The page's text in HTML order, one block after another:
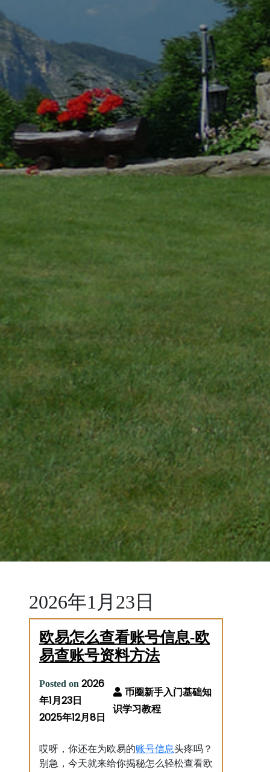
2026年1月23日
欧易怎么查看账号信息-欧
易查账号资料方法
Posted on 2026
年1月23日
2025年12月8日
哎呀，你还在为欧易的账号信息头疼吗？
别急，今天就来给你揭秘怎么轻松查看欧